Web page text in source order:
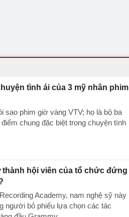
tình ái của 3 mỹ nhân phim
sao phim giờ vàng VTV; họ là bộ ba
chung đặc biệt trong chuyện tình
thành hội viên của tổ chức đứng
Academy, nam nghệ sỹ này
người bỏ phiếu lựa chọn các tác